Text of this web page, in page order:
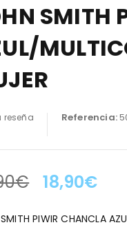
SMITH
reseña Referencia:
TERMINA EN:
€ 18,90€
PIWIR CHANCLA